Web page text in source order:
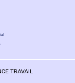
TRAVAIL